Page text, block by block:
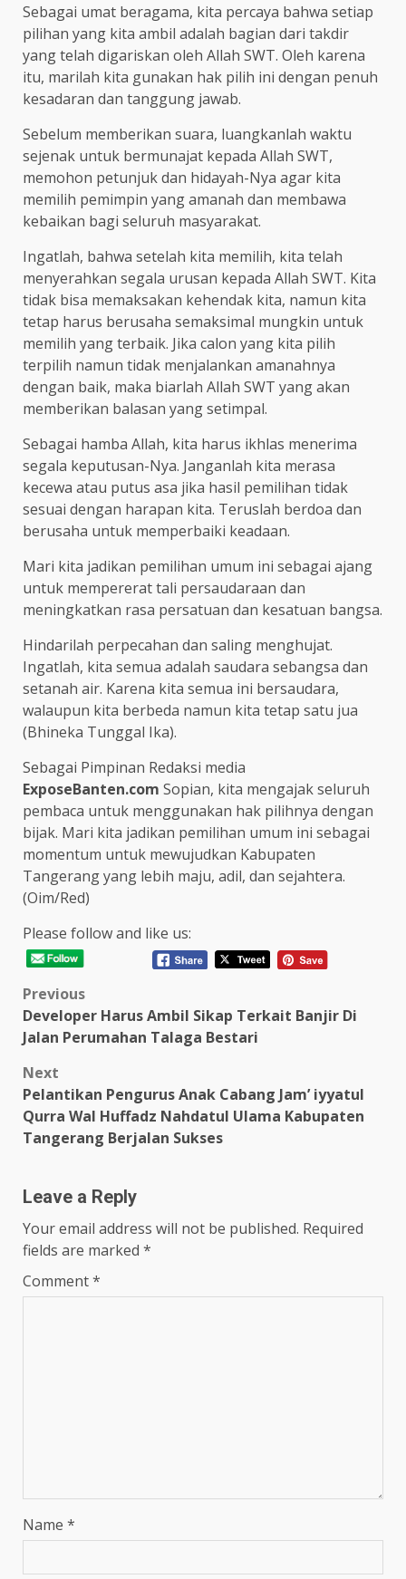
Sebagai umat beragama, kita percaya bahwa setiap
pilihan yang kita ambil adalah bagian dari takdir
yang telah digariskan oleh Allah SWT. Oleh karena
itu, marilah kita gunakan hak pilih ini dengan penuh
kesadaran dan tanggung jawab.
Sebelum memberikan suara, luangkanlah waktu
sejenak untuk bermunajat kepada Allah SWT,
memohon petunjuk dan hidayah-Nya agar kita
memilih pemimpin yang amanah dan membawa
kebaikan bagi seluruh masyarakat.
Ingatlah, bahwa setelah kita memilih, kita telah
menyerahkan segala urusan kepada Allah SWT. Kita
tidak bisa memaksakan kehendak kita, namun kita
tetap harus berusaha semaksimal mungkin untuk
memilih yang terbaik. Jika calon yang kita pilih
terpilih namun tidak menjalankan amanahnya
dengan baik, maka biarlah Allah SWT yang akan
memberikan balasan yang setimpal.
Sebagai hamba Allah, kita harus ikhlas menerima
segala keputusan-Nya. Janganlah kita merasa
kecewa atau putus asa jika hasil pemilihan tidak
sesuai dengan harapan kita. Teruslah berdoa dan
berusaha untuk memperbaiki keadaan.
Mari kita jadikan pemilihan umum ini sebagai ajang
untuk mempererat tali persaudaraan dan
meningkatkan rasa persatuan dan kesatuan bangsa.
Hindarilah perpecahan dan saling menghujat.
Ingatlah, kita semua adalah saudara sebangsa dan
setanah air. Karena kita semua ini bersaudara,
walaupun kita berbeda namun kita tetap satu jua
(Bhineka Tunggal Ika).
Sebagai Pimpinan Redaksi media
ExposeBanten.com Sopian, kita mengajak seluruh
pembaca untuk menggunakan hak pilihnya dengan
bijak. Mari kita jadikan pemilihan umum ini sebagai
momentum untuk mewujudkan Kabupaten
Tangerang yang lebih maju, adil, dan sejahtera.
(Oim/Red)
Please follow and like us:
Post
navigation
Previous
Developer Harus Ambil Sikap Terkait Banjir Di
Jalan Perumahan Talaga Bestari
Next
Pelantikan Pengurus Anak Cabang Jam’ iyyatul
Qurra Wal Huffadz Nahdatul Ulama Kabupaten
Tangerang Berjalan Sukses
Leave a Reply
Your email address will not be published. Required
fields are marked *
Comment*
Name *